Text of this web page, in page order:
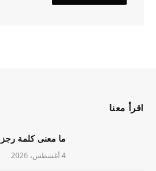
اقرأ معنا
ما معنى كلمة
4 أغسطس، 2026